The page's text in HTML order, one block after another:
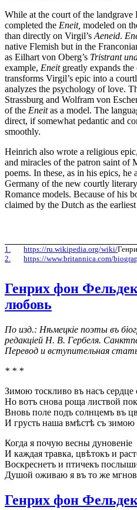
While at the court of the
completed the Eneit, modeled on
than directly on Virgil’s Aeneid.
native Flemish but in the
as Eilhart von Oberg’s Tristrant
example, Eneitgreatly expands the
transforms Virgil’s epic into a
analyzes the psychology of love.
Strassburg and Wolfram von
of the Eneitas a model. The
direct, if somewhat pedantic and
smoothly.
Heinrich also wrote a religious epic,
and miracles of the patron saint of
poems. In these, as in his epics, he
Germany of the new courtly
Romance models. Because of his
claimed by the Dutch as the
1. https://ru.wikipedia.org/wiki/
2.
https://www.britannica.com/
Генрих фон
любовь
По изд.: Нѣмецкіе поэты въ
редакціей Н. В. Гербеля.
Перевод и вступительная
* * *
Зимою тоскливо въ насъ сердце
Но вотъ снова роща листвой
Вновь поле подъ солнцемъ въ
И грусть наша вмѣстѣ съ зимою
Когда я почую весны дуновеніе
И каждая травка, цвѣтокъ и
Воскреснетъ и птичекъ
Душой оживаю я въ то же
Генрих фон